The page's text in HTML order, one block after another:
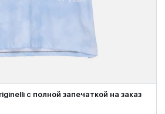
с полной запечаткой на заказ